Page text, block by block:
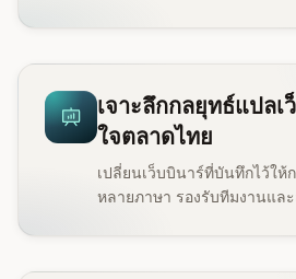
เจาะลึกกลยุทธ์แปล
ใจตลาดไทย
เปลี่ยนเว็บบินาร์ที่บันทึกไว้ให้
หลายภาษา รองรับทีมงานแล